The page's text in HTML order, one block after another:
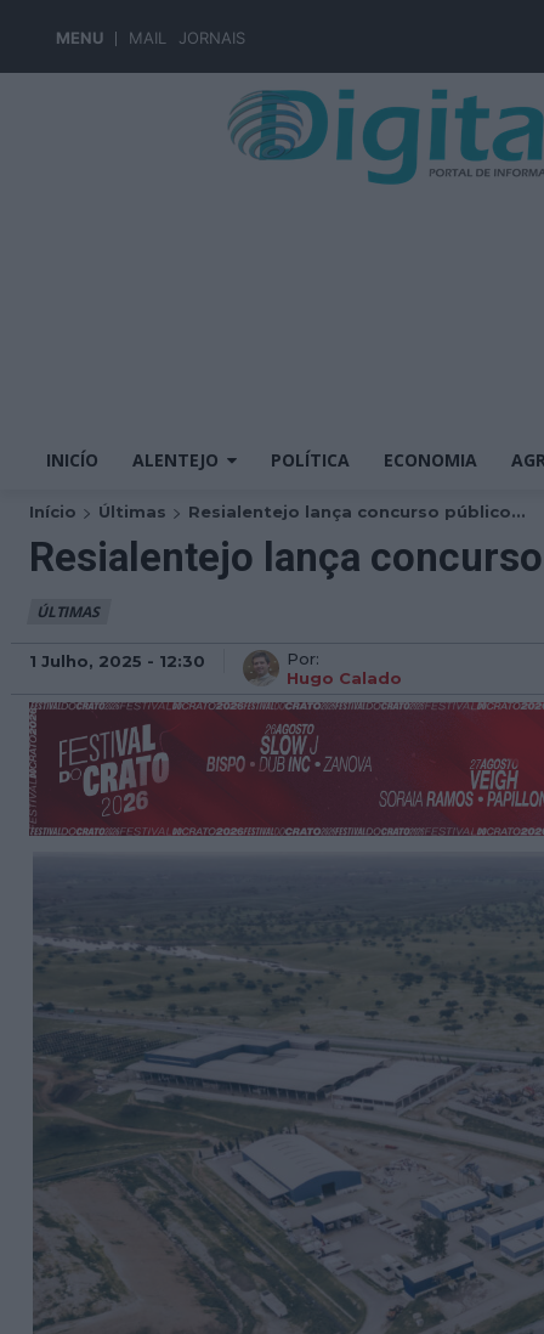
MENU MAIL JORNAIS
INICÍO ALENTEJO POLÍTICA ECONOMIA
Início Últimas Resialentejo lança concurso público...
Resialentejo lança
ÚLTIMAS
1 Julho, 2025 - 12:30
Por:
Hugo Calado